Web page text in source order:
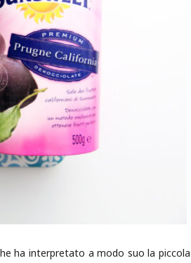
ha interpretato a modo suo la piccola